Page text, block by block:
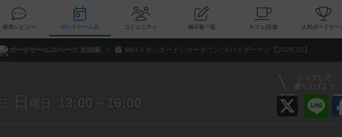
検索 新着レビュー ボードゲーム会 コミュニティ 掲示板一覧 カフェ/店舗
ボードゲームスペース 天岩庵 MtGスタンダードショーダウン:スパイダーマン【2025.10】
シェアして
盛り上げよう
日 日 曜日 13:00～16:00